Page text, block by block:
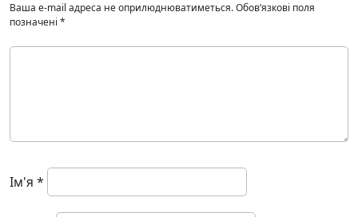
Ваша e-mail адреса не оприлюднюватиметься.Обов’язкові поля
позначені *
Ім'я *